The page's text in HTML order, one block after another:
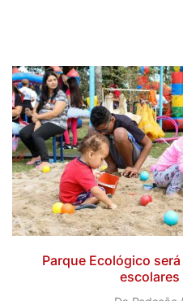
Parque Ecológico
escolares